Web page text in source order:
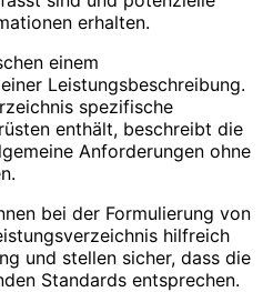
erhalten.
einem
Leistungsbeschreibung.
spezifische
enthält, beschreibt die
Anforderungen ohne
bei der Formulierung von
hilfreich
und stellen sicher, dass die
Standards entsprechen.